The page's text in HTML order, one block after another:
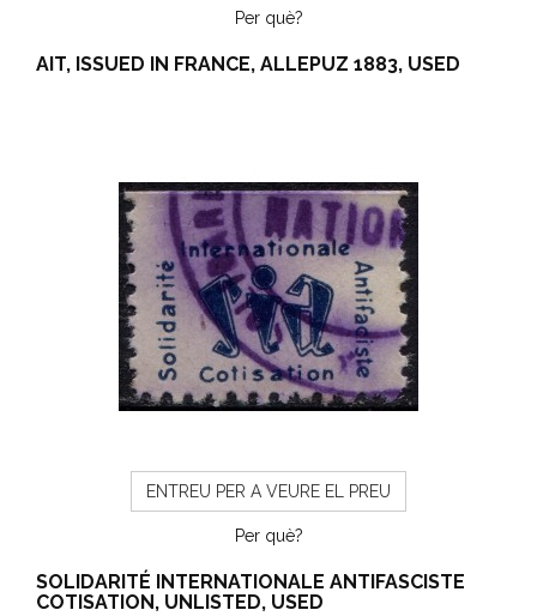
Per què?
AIT, ISSUED IN FRANCE, ALLEPUZ 1883, USED
ENTREU PER A VEURE EL PREU
Per què?
SOLIDARITÉ INTERNATIONALE ANTIFASCISTE
COTISATION, UNLISTED, USED